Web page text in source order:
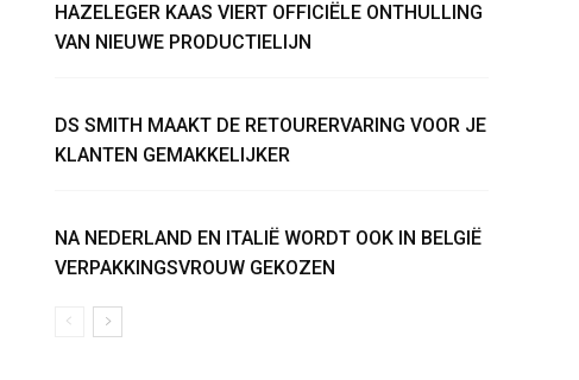
HAZELEGER KAAS VIERT OFFICIËLE ONTHULLING
VAN NIEUWE PRODUCTIELIJN
DS SMITH MAAKT DE RETOURERVARING VOOR JE
KLANTEN GEMAKKELIJKER
NA NEDERLAND EN ITALIË WORDT OOK IN BELGIË
VERPAKKINGSVROUW GEKOZEN